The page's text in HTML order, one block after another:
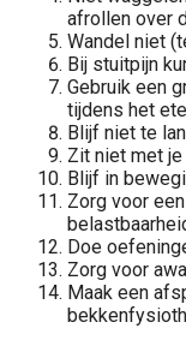
afrollen over
Wandel niet
Bij stuitpijn
Gebruik een
tijdens het
Blijf niet te
Zit niet met
Blijf in
Zorg voor
Doe
Zorg voor
Maak een